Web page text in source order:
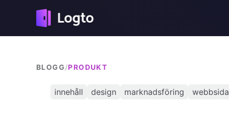
BLOGG/PRODUKT
innehåll design marknadsföring webbsida